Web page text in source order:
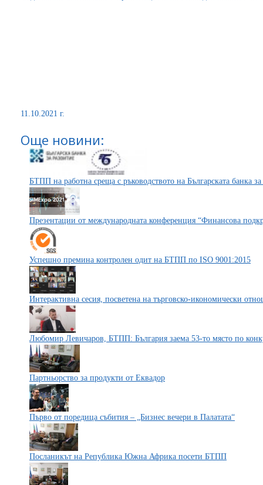
11.10.2021 г.
Още новини:
БТПП на работна среща с ръководството на Българската банка за
Презентации от международната конференция “Финансова
Успешно премина контролен одит на БТПП по ISO 9001:2015
Интерактивна сесия, посветена на търговско-икономически
Любомир Левичаров, БТПП: България заема 53-то място по
Партньорство за продукти от Еквадор
Първо от поредица събития – „Бизнес вечери в Палатата“
Посланикът на Република Южна Африка посети БТПП